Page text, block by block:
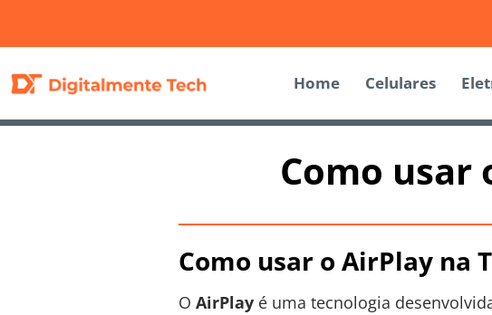
Home Celulares
Como usar
Como usar o AirPlay na
O AirPlay é uma tecnologia